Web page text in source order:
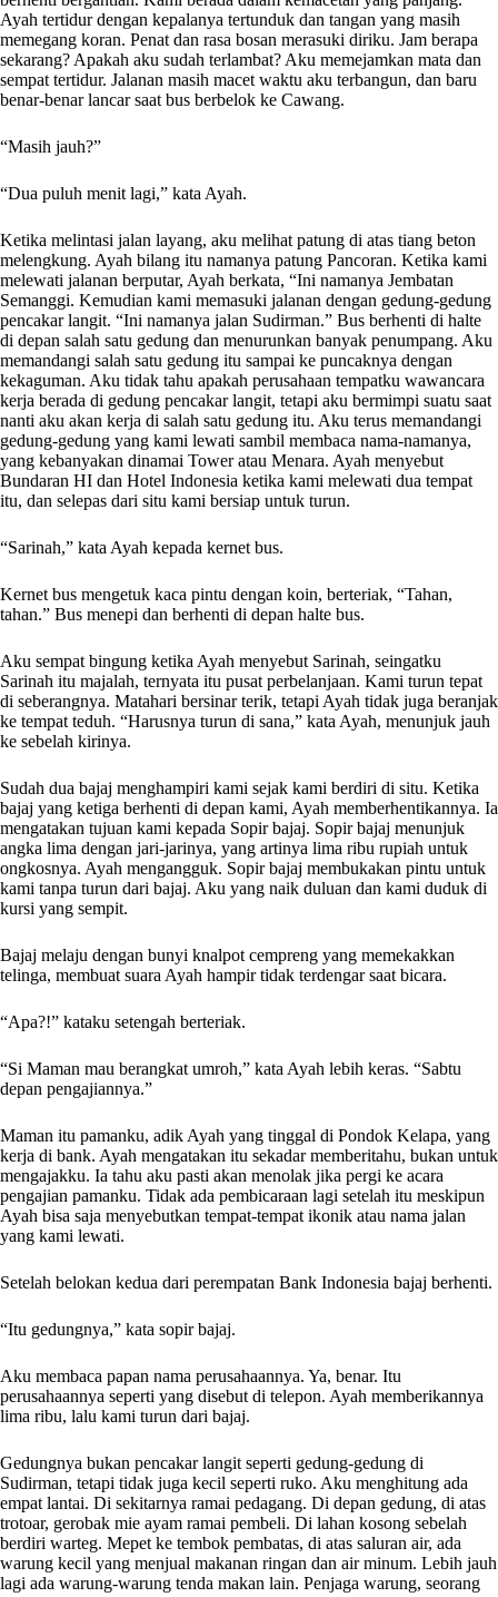
Ayah tertidur dengan kepalanya tertunduk dan tangan yang masih
memegang koran. Penat dan rasa bosan merasuki diriku. Jam berapa
sekarang? Apakah aku sudah terlambat? Aku memejamkan mata dan
sempat tertidur. Jalanan masih macet waktu aku terbangun, dan baru
benar-benar lancar saat bus berbelok ke Cawang.
“Masih jauh?”
“Dua puluh menit lagi,” kata Ayah.
Ketika melintasi jalan layang, aku melihat patung di atas tiang beton
melengkung. Ayah bilang itu namanya patung Pancoran. Ketika kami
melewati jalanan berputar, Ayah berkata, “Ini namanya Jembatan
Semanggi. Kemudian kami memasuki jalanan dengan gedung-gedung
pencakar langit. “Ini namanya jalan Sudirman.” Bus berhenti di halte
di depan salah satu gedung dan menurunkan banyak penumpang. Aku
memandangi salah satu gedung itu sampai ke puncaknya dengan
kekaguman. Aku tidak tahu apakah perusahaan tempatku wawancara
kerja berada di gedung pencakar langit, tetapi aku bermimpi suatu saat
nanti aku akan kerja di salah satu gedung itu. Aku terus memandangi
gedung-gedung yang kami lewati sambil membaca nama-namanya,
yang kebanyakan dinamai Tower atau Menara. Ayah menyebut
Bundaran HI dan Hotel Indonesia ketika kami melewati dua tempat
itu, dan selepas dari situ kami bersiap untuk turun.
“Sarinah,” kata Ayah kepada kernet bus.
Kernet bus mengetuk kaca pintu dengan koin, berteriak, “Tahan,
tahan.” Bus menepi dan berhenti di depan halte bus.
Aku sempat bingung ketika Ayah menyebut Sarinah, seingatku
Sarinah itu majalah, ternyata itu pusat perbelanjaan. Kami turun tepat
di seberangnya. Matahari bersinar terik, tetapi Ayah tidak juga beranjak
ke tempat teduh. “Harusnya turun di sana,” kata Ayah, menunjuk jauh
ke sebelah kirinya.
Sudah dua bajaj menghampiri kami sejak kami berdiri di situ. Ketika
bajaj yang ketiga berhenti di depan kami, Ayah memberhentikannya. Ia
mengatakan tujuan kami kepada Sopir bajaj. Sopir bajaj menunjuk
angka lima dengan jari-jarinya, yang artinya lima ribu rupiah untuk
ongkosnya. Ayah mengangguk. Sopir bajaj membukakan pintu untuk
kami tanpa turun dari bajaj. Aku yang naik duluan dan kami duduk di
kursi yang sempit.
Bajaj melaju dengan bunyi knalpot cempreng yang memekakkan
telinga, membuat suara Ayah hampir tidak terdengar saat bicara.
“Apa?!” kataku setengah berteriak.
“Si Maman mau berangkat umroh,” kata Ayah lebih keras. “Sabtu
depan pengajiannya.”
Maman itu pamanku, adik Ayah yang tinggal di Pondok Kelapa, yang
kerja di bank. Ayah mengatakan itu sekadar memberitahu, bukan untuk
mengajakku. Ia tahu aku pasti akan menolak jika pergi ke acara
pengajian pamanku. Tidak ada pembicaraan lagi setelah itu meskipun
Ayah bisa saja menyebutkan tempat-tempat ikonik atau nama jalan
yang kami lewati.
Setelah belokan kedua dari perempatan Bank Indonesia bajaj berhenti.
“Itu gedungnya,” kata sopir bajaj.
Aku membaca papan nama perusahaannya. Ya, benar. Itu
perusahaannya seperti yang disebut di telepon. Ayah memberikannya
lima ribu, lalu kami turun dari bajaj.
Gedungnya bukan pencakar langit seperti gedung-gedung di
Sudirman, tetapi tidak juga kecil seperti ruko. Aku menghitung ada
empat lantai. Di sekitarnya ramai pedagang. Di depan gedung, di atas
trotoar, gerobak mie ayam ramai pembeli. Di lahan kosong sebelah
berdiri warteg. Mepet ke tembok pembatas, di atas saluran air, ada
warung kecil yang menjual makanan ringan dan air minum. Lebih jauh
lagi ada warung-warung tenda makan lain. Penjaga warung, seorang